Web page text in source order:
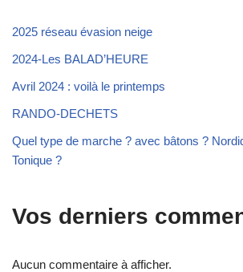
2025 réseau évasion neige
2024-Les BALAD’HEURE
Avril 2024 : voilà le printemps
RANDO-DECHETS
Quel type de marche ? avec bâtons ?
Tonique ?
Vos derniers
Aucun commentaire à afficher.